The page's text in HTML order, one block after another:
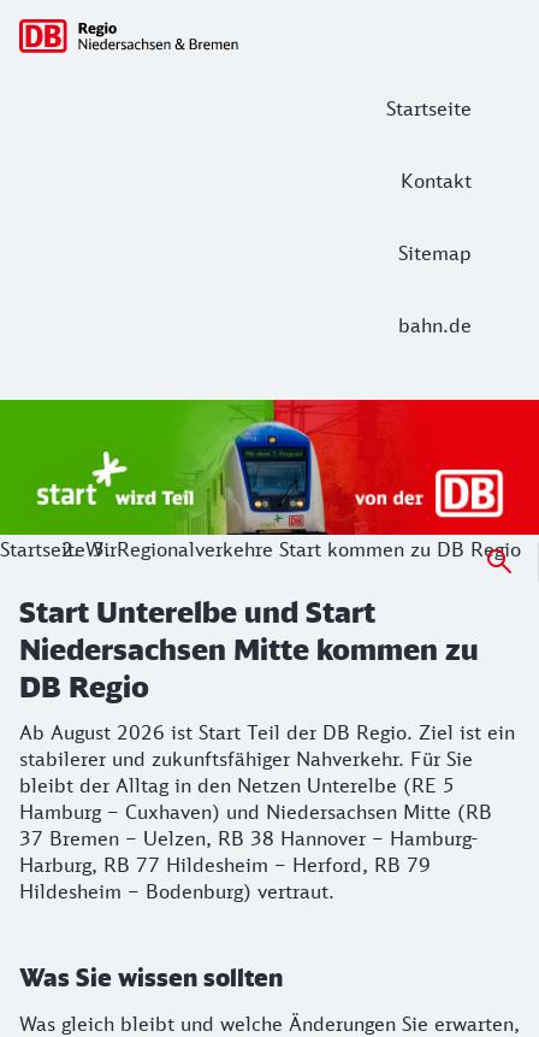
Startseite
Kontakt
Sitemap
bahn.de
Hauptnavigation
Start Unterelbe und Start
Ab August 2026 ist Start Teil der DB Regio. Ziel ist ein
StartseiteWirRegionalverkehre Start kommen zu DB Regio
Start Unterelbe und Start
Niedersachsen Mitte kommen zu
DB Regio
Ab August 2026 ist Start Teil der DB Regio. Ziel ist ein
stabilerer und zukunftsfähiger Nahverkehr. Für Sie
bleibt der Alltag in den Netzen Unterelbe (RE 5
Hamburg – Cuxhaven) und Niedersachsen Mitte (RB
37 Bremen – Uelzen, RB 38 Hannover – Hamburg-
Harburg, RB 77 Hildesheim – Herford, RB 79
Hildesheim – Bodenburg) vertraut.
Was Sie wissen sollten
Was gleich bleibt und welche Änderungen Sie erwarten,